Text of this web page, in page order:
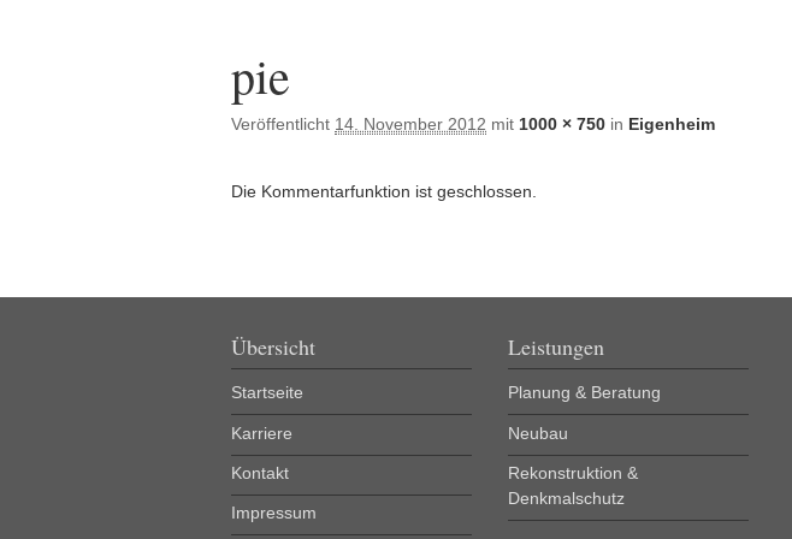
pie
Veröffentlicht 14. November 2012 mit 1000 × 750 in Eigenheim
Die Kommentarfunktion ist geschlossen.
Übersicht
Startseite
Karriere
Kontakt
Impressum
Leistungen
Planung & Beratung
Neubau
Rekonstruktion &
Denkmalschutz